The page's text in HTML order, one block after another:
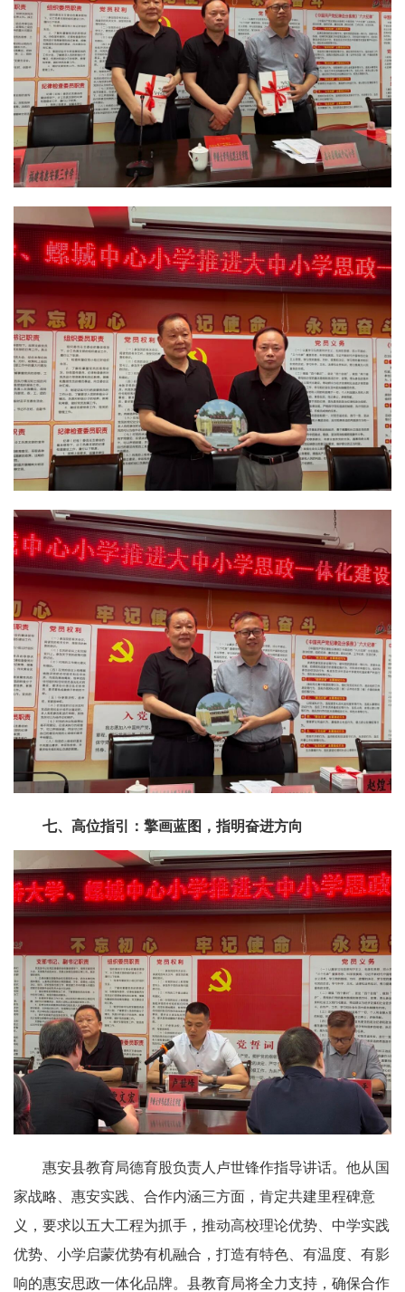
七、高位指引：擎画蓝图，指明奋进方向
惠安县教育局德育股负责人卢世锋作指导讲话。他从国
家战略、惠安实践、合作内涵三方面，肯定共建里程碑意
义，要求以五大工程为抓手，推动高校理论优势、中学实践
优势、小学启蒙优势有机融合，打造有特色、有温度、有影
响的惠安思政一体化品牌。县教育局将全力支持，确保合作